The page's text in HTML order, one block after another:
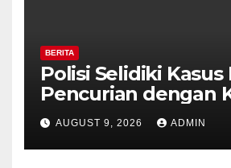
BERITA
Polisi Selidiki Kasus
Pencurian dengan
di Counter HP Royal
Ambarawa.
AUGUST 9, 2026 ADMIN